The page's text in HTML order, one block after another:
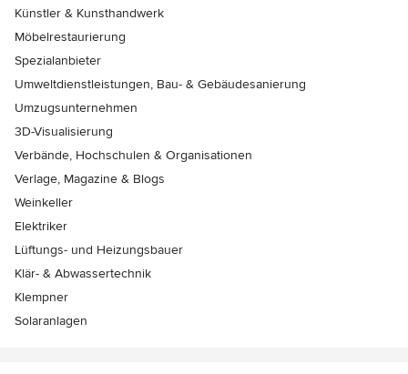
Künstler & Kunsthandwerk
Möbelrestaurierung
Spezialanbieter
Umweltdienstleistungen, Bau- & Gebäudesanierung
Umzugsunternehmen
3D-Visualisierung
Verbände, Hochschulen & Organisationen
Verlage, Magazine & Blogs
Weinkeller
Elektriker
Lüftungs- und Heizungsbauer
Klär- & Abwassertechnik
Klempner
Solaranlagen